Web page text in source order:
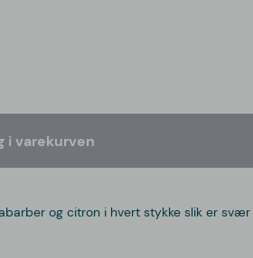
i varekurven
og citron i hvert stykke slik er